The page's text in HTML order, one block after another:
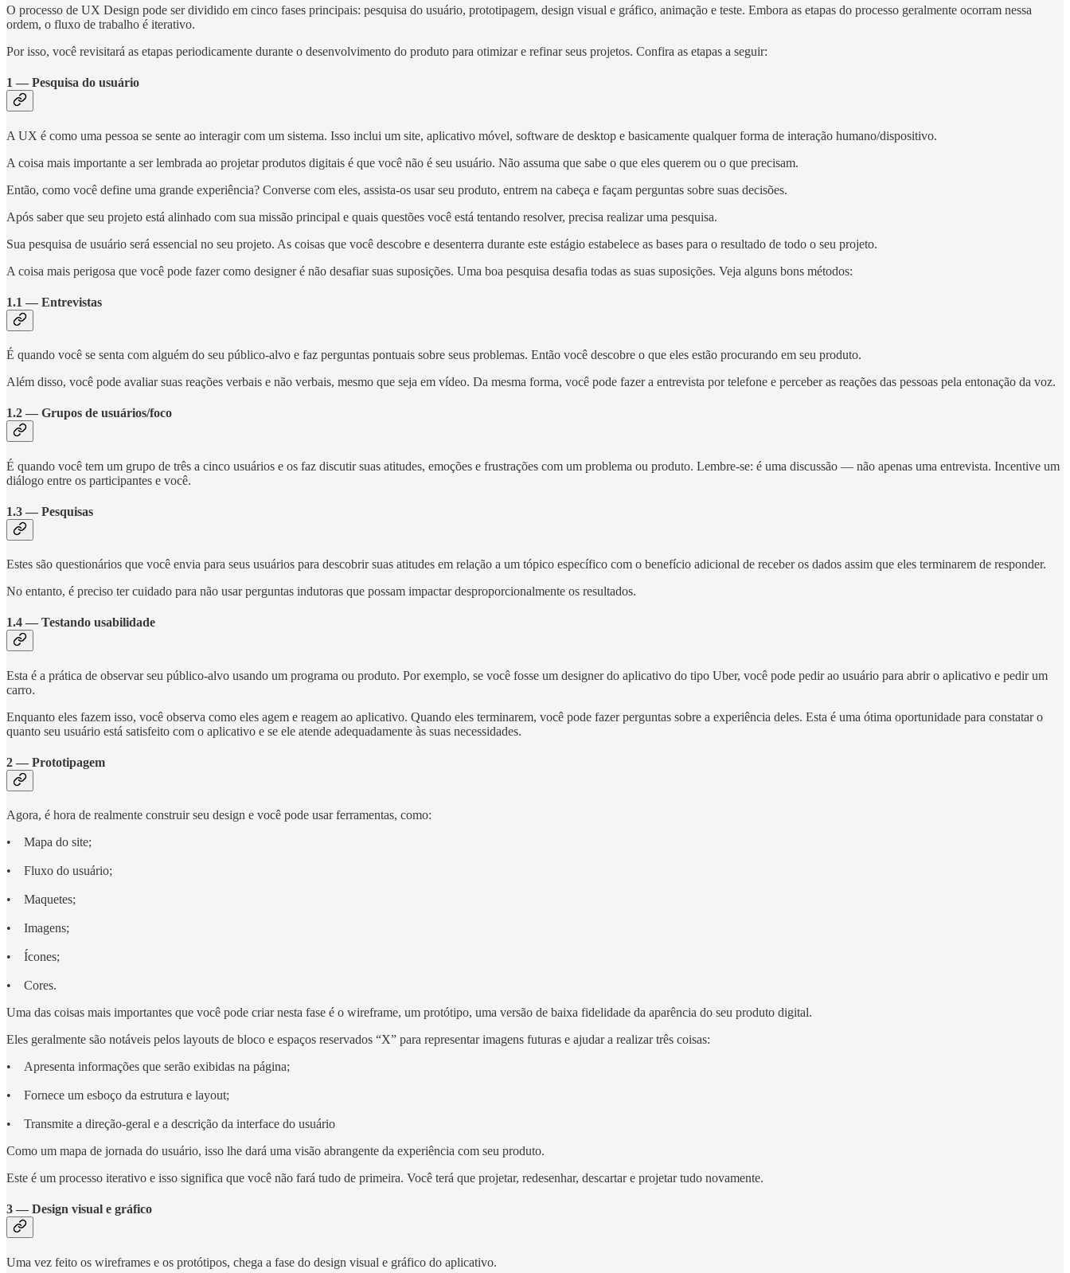
O processo de UX Design pode ser dividido em cinco fases principais: pesquisa do usuário, prototipagem, design visual e gráfico, animação e teste. Embora as etapas do processo geralmente ocorram nessa
ordem, o fluxo de trabalho é iterativo.
Por isso, você revisitará as etapas periodicamente durante o desenvolvimento do produto para otimizar e refinar seus projetos. Confira as etapas a seguir:
1 — Pesquisa do usuário
A UX é como uma pessoa se sente ao interagir com um sistema. Isso inclui um site, aplicativo móvel, software de desktop e basicamente qualquer forma de interação humano/dispositivo.
A coisa mais importante a ser lembrada ao projetar produtos digitais é que você não é seu usuário. Não assuma que sabe o que eles querem ou o que precisam.
Então, como você define uma grande experiência? Converse com eles, assista-os usar seu produto, entrem na cabeça e façam perguntas sobre suas decisões.
Após saber que seu projeto está alinhado com sua missão principal e quais questões você está tentando resolver, precisa realizar uma pesquisa.
Sua pesquisa de usuário será essencial no seu projeto. As coisas que você descobre e desenterra durante este estágio estabelece as bases para o resultado de todo o seu projeto.
A coisa mais perigosa que você pode fazer como designer é não desafiar suas suposições. Uma boa pesquisa desafia todas as suas suposições. Veja alguns bons métodos:
1.1 — Entrevistas
É quando você se senta com alguém do seu público-alvo e faz perguntas pontuais sobre seus problemas. Então você descobre o que eles estão procurando em seu produto.
Além disso, você pode avaliar suas reações verbais e não verbais, mesmo que seja em vídeo. Da mesma forma, você pode fazer a entrevista por telefone e perceber as reações das pessoas pela entonação da voz.
1.2 — Grupos de usuários/foco
É quando você tem um grupo de três a cinco usuários e os faz discutir suas atitudes, emoções e frustrações com um problema ou produto. Lembre-se: é uma discussão — não apenas uma entrevista. Incentive um
diálogo entre os participantes e você.
1.3 — Pesquisas
Estes são questionários que você envia para seus usuários para descobrir suas atitudes em relação a um tópico específico com o benefício adicional de receber os dados assim que eles terminarem de responder.
No entanto, é preciso ter cuidado para não usar perguntas indutoras que possam impactar desproporcionalmente os resultados.
1.4 — Testando usabilidade
Esta é a prática de observar seu público-alvo usando um programa ou produto. Por exemplo, se você fosse um designer do aplicativo do tipo Uber, você pode pedir ao usuário para abrir o aplicativo e pedir um
carro.
Enquanto eles fazem isso, você observa como eles agem e reagem ao aplicativo. Quando eles terminarem, você pode fazer perguntas sobre a experiência deles. Esta é uma ótima oportunidade para constatar o
quanto seu usuário está satisfeito com o aplicativo e se ele atende adequadamente às suas necessidades.
2 — Prototipagem
Agora, é hora de realmente construir seu design e você pode usar ferramentas, como:
• Mapa do site;
• Fluxo do usuário;
• Maquetes;
• Imagens;
• Ícones;
• Cores.
Uma das coisas mais importantes que você pode criar nesta fase é o wireframe, um protótipo, uma versão de baixa fidelidade da aparência do seu produto digital.
Eles geralmente são notáveis ​​pelos layouts de bloco e espaços reservados “X” para representar imagens futuras e ajudar a realizar três coisas:
• Apresenta informações que serão exibidas na página;
• Fornece um esboço da estrutura e layout;
• Transmite a direção-geral e a descrição da interface do usuário
Como um mapa de jornada do usuário, isso lhe dará uma visão abrangente da experiência com seu produto.
Este é um processo iterativo e isso significa que você não fará tudo de primeira. Você terá que projetar, redesenhar, descartar e projetar tudo novamente.
3 — Design visual e gráfico
Uma vez feito os wireframes e os protótipos, chega a fase do design visual e gráfico do aplicativo.